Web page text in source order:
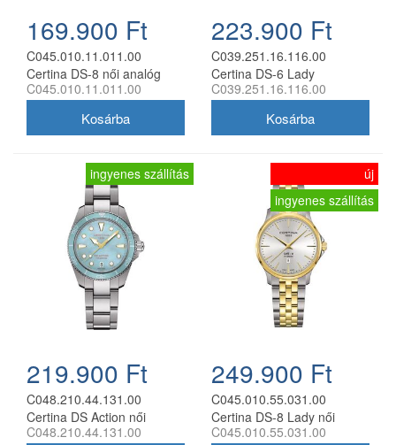
169.900 Ft
C045.010.11.011.00
Certina DS-8 női analóg
karóra
C045.010.11.011.00
223.900 Ft
C039.251.16.116.00
Certina DS-6 Lady
Diamonds női analóg karóra
C039.251.16.116.00
ingyenes szállítás
219.900 Ft
C048.210.44.131.00
Certina DS Action női
analóg karóra
C048.210.44.131.00
új
ingyenes szállítás
249.900 Ft
C045.010.55.031.00
Certina DS-8 Lady női
analóg karóra
C045.010.55.031.00